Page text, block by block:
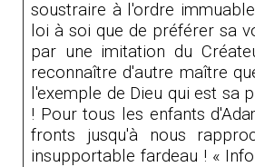
soustraire à l'ordre
loi à soi que de préférer sa
par une imitation du
reconnaître d'autre maître
l'exemple de Dieu qui est sa
! Pour tous les enfants
fronts jusqu'à nous
insupportable fardeau ! «